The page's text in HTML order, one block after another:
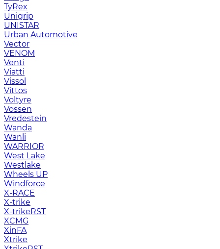
TyRex
Unigrip
UNISTAR
Urban Automotive
Vector
VENOM
Venti
Viatti
Vissol
Vittos
Voltyre
Vossen
Vredestein
Wanda
Wanli
WARRIOR
West Lake
Westlake
Wheels UP
Windforce
X-RACE
X-trike
X-trikeRST
XCMG
XinFA
Xtrike